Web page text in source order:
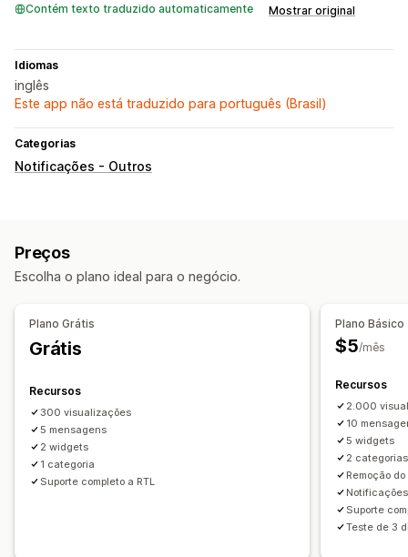
Contém texto traduzido automaticamente Mostrar original
Idiomas
inglês
Este app não está traduzido para português (Brasil)
Categorias
Notificações - Outros
Preços
Escolha o plano ideal para o negócio.
Plano Grátis
Grátis
Recursos
300 visualizações
5 mensagens
2 widgets
1 categoria
Suporte completo a RTL
Plano Básico
$5/mês
Recursos
2.000
10
5 widgets
2 categorias
Remoção
Suporte
Teste de 3